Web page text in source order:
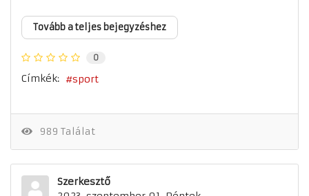
Tovább a teljes bejegyzéshez
0
Címkék: sport
989 Találat
Szerkesztő